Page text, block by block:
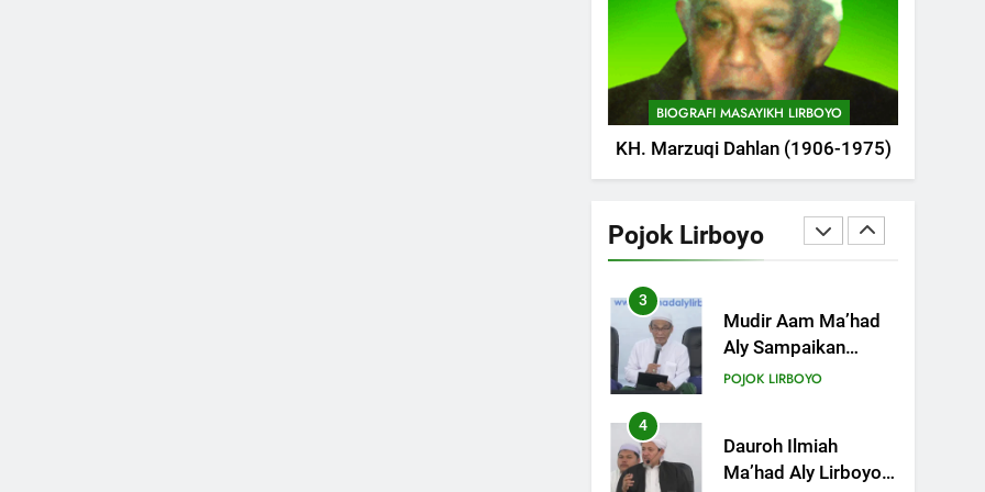
BIOGRAFI MASAYIKH LIRBOYO
KH. Marzuqi Dahlan (1906-1975)
Pojok Lirboyo
Pondok Lirboyo
Bangun Tempat
Khusus Sambangan
Santri
POJOK LIRBOYO
2
MHM dan Ma’had
Aly Gelar Koreksian
POJOK LIRBOYO
3
Mudir Aam Ma’had
Aly Sampaikan
Pentingnya
Dauroh Ilmiah
POJOK LIRBOYO
4
Dauroh Ilmiah
Ma’had Aly Lirboyo